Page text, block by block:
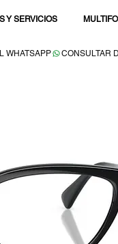
Y SERVICIOS